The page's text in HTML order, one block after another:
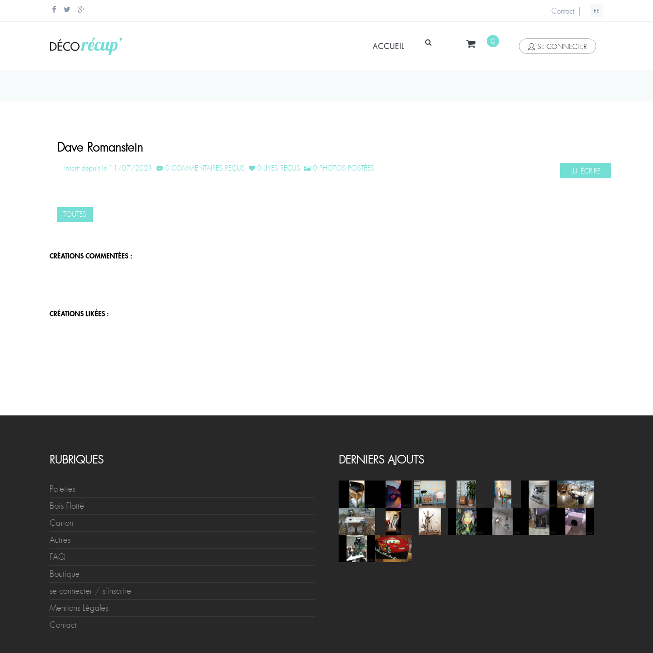
Contact | FR
ACCUEIL
0
SE CONNECTER
Dave Romanstein
Inscrit depuis le 11/07/2021 0 COMMENTAIRES REÇUS 0 LIKES REÇUS 0 PHOTOS POSTÉES LUI ÉCRIRE
TOUTES
CRÉATIONS COMMENTÉES :
CRÉATIONS LIKÉES :
RUBRIQUES
Palettes
Bois Flotté
Carton
Autres
FAQ
Boutique
se connecter / s'inscrire
Mentions Légales
Contact
DERNIERS AJOUTS